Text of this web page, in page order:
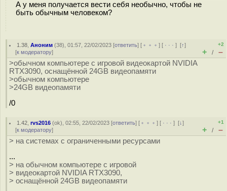
А у меня получается вести себя необычно, чтобы не
быть обычным человеком?
1.38 ,Аноним (38), 01:57, 22/02/2023 [ответить] [ ﹢﹢﹢] [ · · ·][↑]
[к модератору]
+2
+ / –
>обычном компьютере с игровой видеокартой NVIDIA
RTX3090, оснащённой 24GB видеопамяти
>обычном компьютере
>24GB видеопамяти
/0
1.42 ,rvs2016 (ok), 02:55, 22/02/2023 [ответить] [ ﹢﹢﹢] [ · · ·][↓]
[к модератору]
+1
+ / –
> на системах с ограниченными ресурсами
...
> на обычном компьютере с игровой
> видеокартой NVIDIA RTX3090,
> оснащённой 24GB видеопамяти